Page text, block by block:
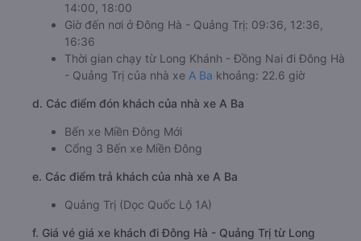
14:00, 18:00
Giờ đến nơi ở Đông Hà - Quảng Trị: 09:36, 12:36,
16:36
Thời gian chạy từ Long Khánh - Đồng Nai đi Đông Hà
- Quảng Trị của nhà xe A Ba khoảng: 22.6 giờ
d. Các điểm đón khách của nhà xe A Ba
Bến xe Miền Đông Mới
Cổng 3 Bến xe Miền Đông
e. Các điểm trả khách của nhà xe A Ba
Quảng Trị (Dọc Quốc Lộ 1A)
f. Giá vé giá xe khách đi Đông Hà - Quảng Trị từ Long